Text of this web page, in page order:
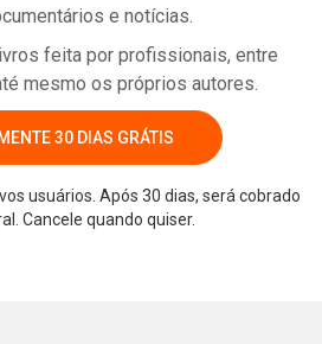
e notícias.
feita por profissionais, entre
mesmo os próprios autores.
30 DIAS GRÁTIS
usuários. Após 30 dias, será cobrado
Cancele quando quiser.